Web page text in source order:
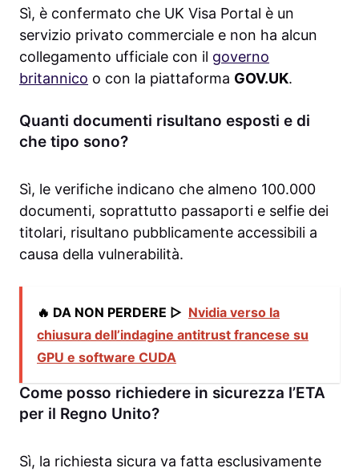
Sì, è confermato che UK Visa Portal è un
servizio privato commerciale e non ha alcun
collegamento ufficiale con il governo
britannico o con la piattaforma GOV.UK.
Quanti documenti risultano esposti e di
che tipo sono?
Sì, le verifiche indicano che almeno 100.000
documenti, soprattutto passaporti e selfie dei
titolari, risultano pubblicamente accessibili a
causa della vulnerabilità.
🔥 DA NON PERDERE ▷ Nvidia verso la
chiusura dell’indagine antitrust francese su
GPU e software CUDA
Come posso richiedere in sicurezza l’ETA
per il Regno Unito?
Sì, la richiesta sicura va fatta esclusivamente